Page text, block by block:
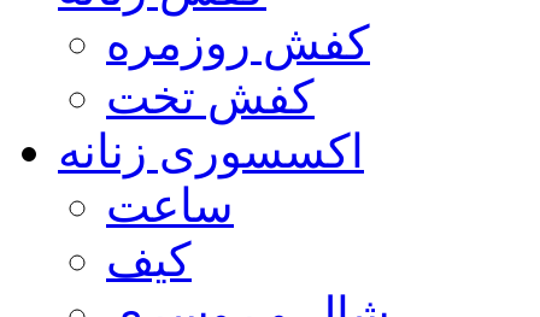
کفش روزمره
کفش تخت
اکسسوری زنانه
ساعت
کیف